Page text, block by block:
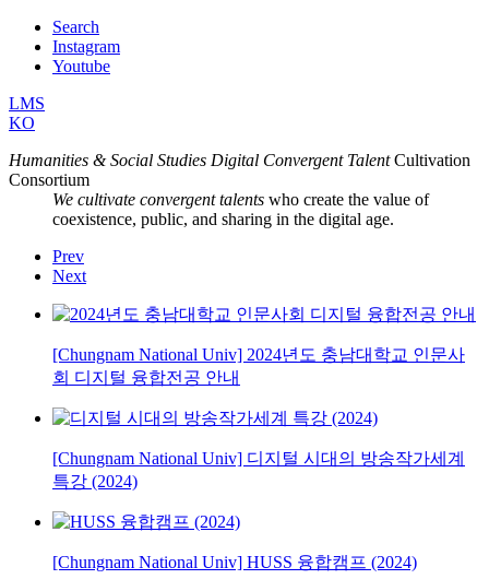
Search
Instagram
Youtube
LMS
KO
Humanities & Social Studies Digital Convergent Talent Cultivation
Consortium
We cultivate convergent talents who create the value of
coexistence, public, and sharing in the digital age.
Prev
Next
[Chungnam National Univ] 2024년도 충남대학교 인문사
회 디지털 융합전공 안내
[Chungnam National Univ] 디지털 시대의 방송작가세계
특강 (2024)
[Chungnam National Univ] HUSS 융합캠프 (2024)